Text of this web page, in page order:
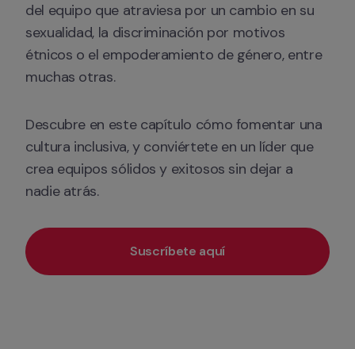
del equipo que atraviesa por un cambio en su
sexualidad, la discriminación por motivos
étnicos o el empoderamiento de género, entre
muchas otras.
Descubre en este capítulo cómo fomentar una
cultura inclusiva, y conviértete en un líder que
crea equipos sólidos y exitosos sin dejar a
nadie atrás.
Suscríbete aquí